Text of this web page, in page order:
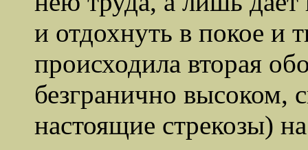
и отдохнуть в покое и
происходила вторая
безгранично высоком,
настоящие стрекозы)